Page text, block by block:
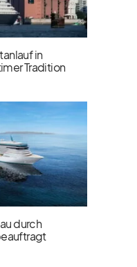
in
Tradition
durch